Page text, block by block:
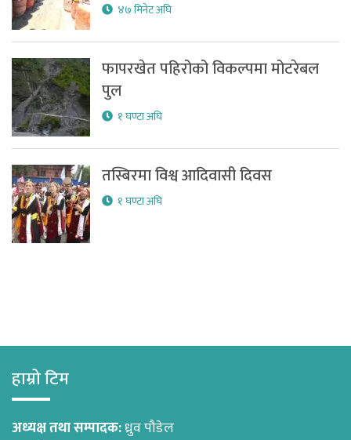
४७ मिनेट अघि
फापरखेत पहिरोको विकल्पमा मोटरेबल
पुल
१ घण्टा अघि
तस्बिरमा विश्व आदिवासी दिवस
१ घण्टा अघि
हाम्रो टिम
अध्यक्ष तथा सम्पादक:ध्रुव पौडेल